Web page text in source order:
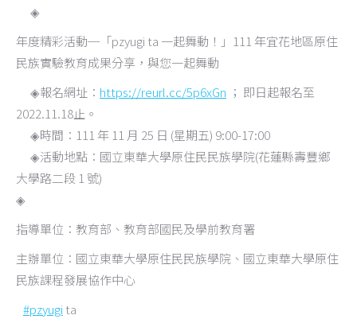
◈
年度精彩活動─「pzyugi ta 一起舞動！」111 年宜花地區原住
民族實驗教育成果分享，與您一起舞動
◈報名網址： https://reurl.cc/5p6xGn ； 即日起報名至
2022.11.18止。
◈時間：111 年 11 月 25 日 (星期五) 9:00-17:00
◈活動地點：國立東華大學原住民民族學院(花蓮縣壽豐鄉
大學路二段 1 號)
◈
指導單位：教育部、教育部國民及學前教育署
主辦單位：國立東華大學原住民民族學院、國立東華大學原住
民族課程發展協作中心
#pzyugi ta